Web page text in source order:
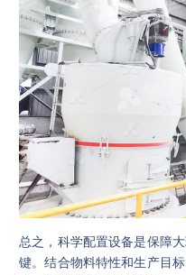
总之，科学配置设备是保障
键。结合物料特性和生产目